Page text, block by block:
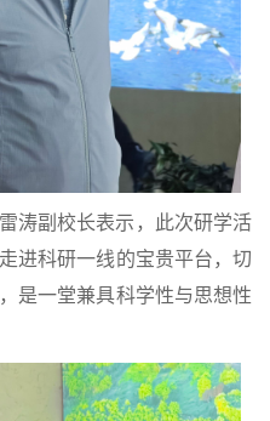
涛副校长表示，此次研学活
进科研一线的宝贵平台，切
是一堂兼具科学性与思想性